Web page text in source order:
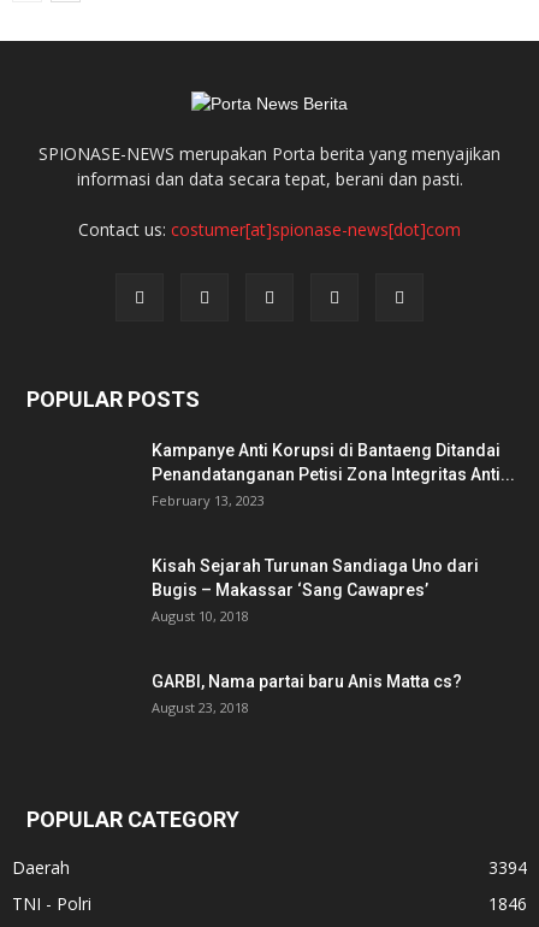
SPIONASE-NEWS merupakan Porta berita yang menyajikan
informasi dan data secara tepat, berani dan pasti.
Contact us: costumer[at]spionase-news[dot]com
POPULAR POSTS
Kampanye Anti Korupsi di Bantaeng Ditandai
Penandatanganan Petisi Zona Integritas Anti...
February 13, 2023
Kisah Sejarah Turunan Sandiaga Uno dari
Bugis – Makassar ‘Sang Cawapres’
August 10, 2018
GARBI, Nama partai baru Anis Matta cs?
August 23, 2018
POPULAR CATEGORY
Daerah
3394
TNI - Polri
1846